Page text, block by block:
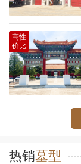
高性
价比
热销墓型